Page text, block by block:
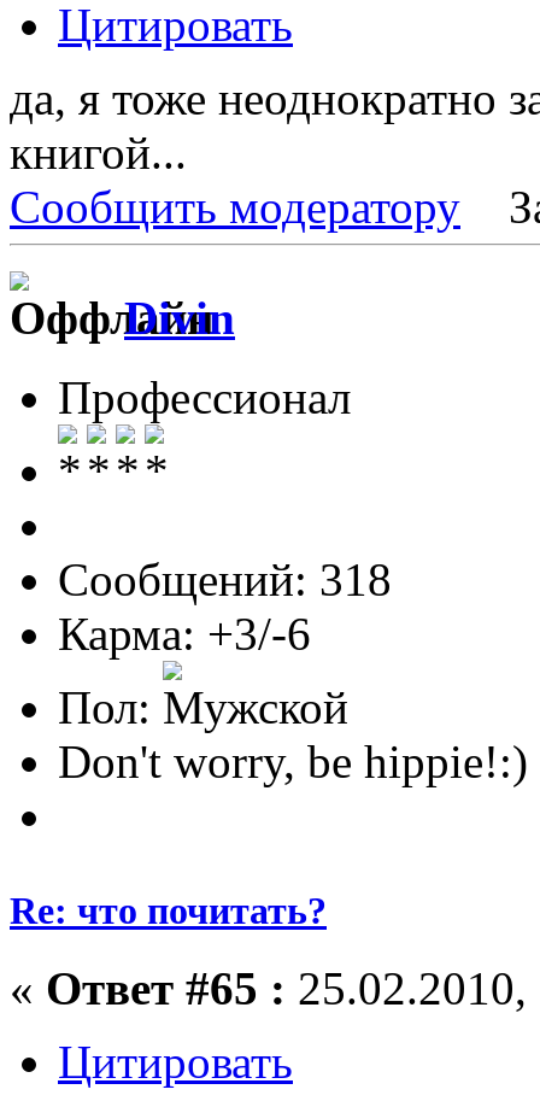
Цитировать
да, я тоже неоднократно
книгой...
Сообщить модератору
Divin
Профессионал
Сообщений: 318
Карма: +3/-6
Пол:
Don't worry, be hippie!:)
Re: что почитать?
« Ответ #65 :
Цитировать